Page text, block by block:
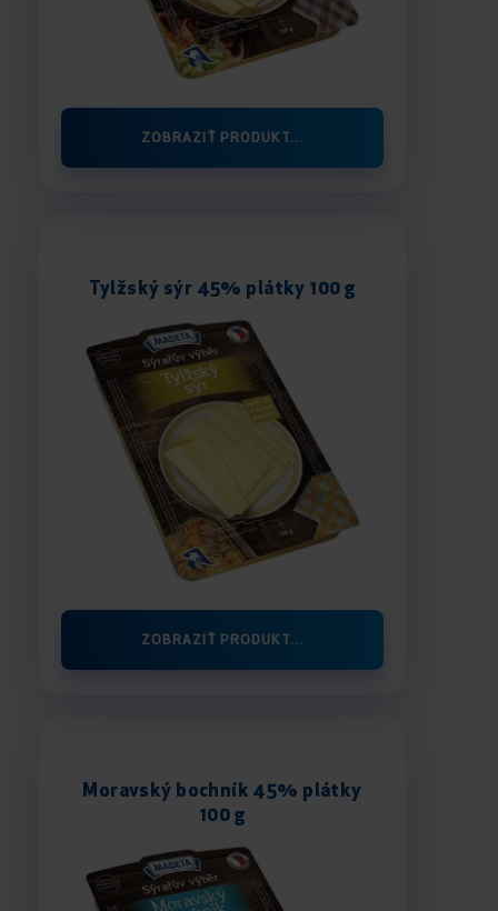
ZOBRAZIŤ PRODUKT...
Tylžský sýr 45% plátky 100 g
ZOBRAZIŤ PRODUKT...
Moravský bochník 45% plátky
100 g